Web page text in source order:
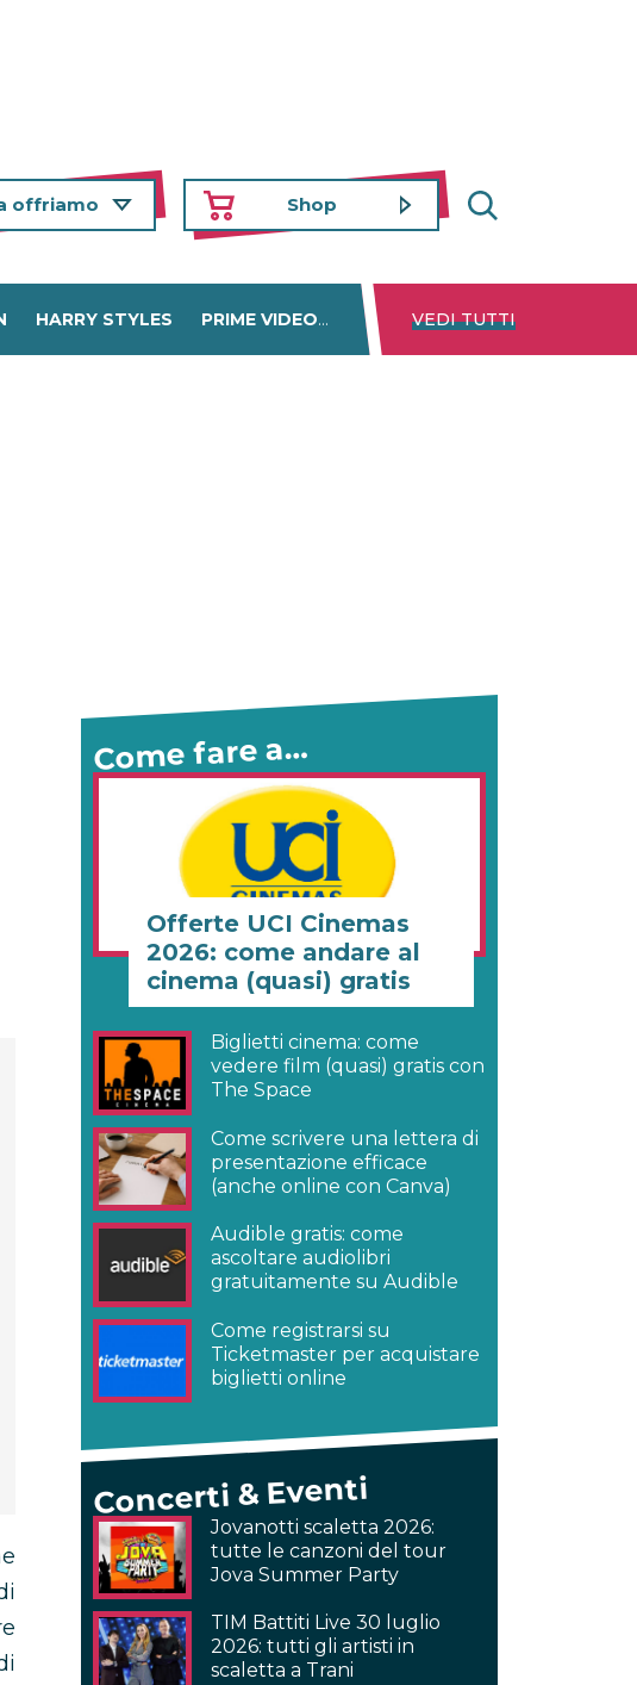
offriamo Shop
HARRY STYLES PRIME VIDEO DISNEY+ NETFLIX
VEDI TUTTI
Come fare a…
Offerte UCI Cinemas
2026: come andare al
cinema (quasi) gratis
Biglietti cinema: come
vedere film (quasi) gratis con
The Space
Come scrivere una lettera di
presentazione efficace
(anche online con Canva)
Audible gratis: come
ascoltare audiolibri
gratuitamente su Audible
Come registrarsi su
Ticketmaster per acquistare
biglietti online
Concerti & Eventi
Jovanotti scaletta 2026:
tutte le canzoni del tour
Jova Summer Party
TIM Battiti Live 30 luglio
2026: tutti gli artisti in
scaletta a Trani